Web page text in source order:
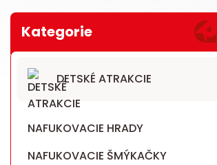
DETSKÉ ATRAKCIE
NAFUKOVACIE HRADY
NAFUKOVACIE ŠMÝKAČKY